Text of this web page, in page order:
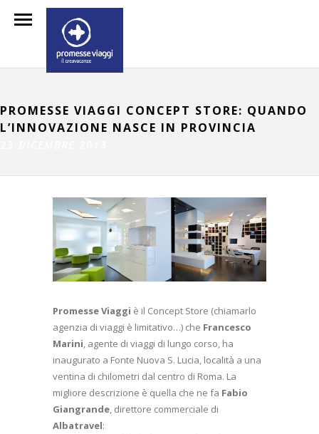
PROMESSE VIAGGI CONCEPT STORE: QUANDO
L’INNOVAZIONE NASCE IN PROVINCIA
Promesse Viaggi è il Concept Store (chiamarlo
agenzia di viaggi è limitativo…) che Francesco
Marini , agente di viaggi di lungo corso, ha
inaugurato a Fonte Nuova S. Lucia, località a una
ventina di chilometri dal centro di Roma. La
migliore descrizione è quella che ne fa Fabio
Giangrande , direttore commerciale di
Albatravel: